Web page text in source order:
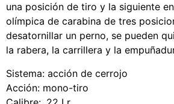
una posición de tiro y la siguiente
olímpica de carabina de tres
desatornillar un perno, se pueden
la rabera, la carrillera y la
Sistema: acción de cerrojo
Acción: mono-tiro